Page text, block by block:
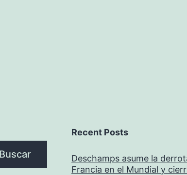
Recent Posts
Deschamps asume la
Francia en el Mundial y